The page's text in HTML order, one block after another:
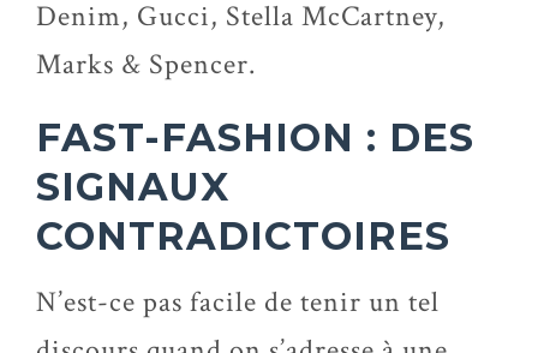
Denim, Gucci, Stella McCartney,
Marks & Spencer.
FAST-FASHION : DES
SIGNAUX
CONTRADICTOIRES
N’est-ce pas facile de tenir un tel